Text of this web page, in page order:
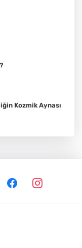
Kozmik Aynası
Kutsal Dili